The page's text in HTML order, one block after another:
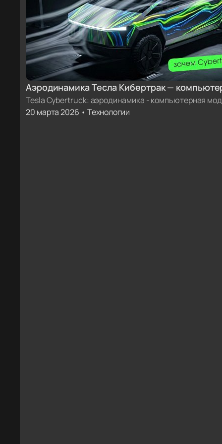
Аэродинамика Тесла Кибертрак —
Tesla Cybertruck: аэродинамика - компьютерная
20 марта 2026 • Технологии